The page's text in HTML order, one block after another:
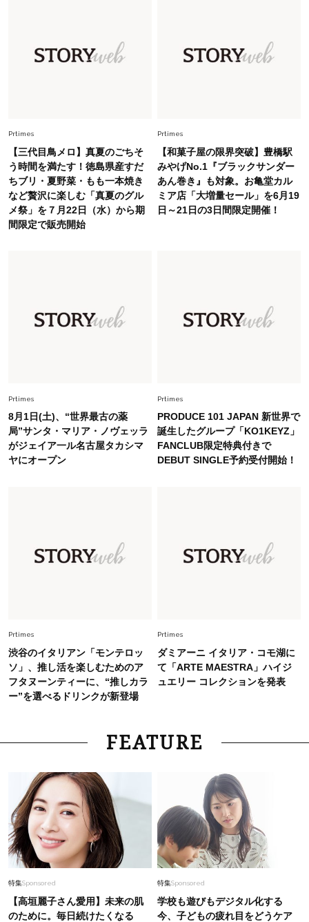
幸福感”に目が向いた」ライフスタイルも、服も
Fashion 2026.5.29
40代の夏通勤はこれ１着！「きちんと感」も
「オシャレ」も整うトレンドトップス〈4選〉
Fashion 2026.8.5
オシャレ40代の【ワンピ＆オールインワン】最
スタイリストが本気で推す！40代がほどよく華
やぐ【甘め黒アイテム】3選
【40代夏コーデ】猛暑でも快適＆上品に！体型
カバーも叶う厳選アイテム〈13選〉
ぎない【キャップ＆ハット】4選
Prtimes
【三代目鳥メロ】真夏のごちそ
う時間を満たす！徳島県産すだ
ちブリ・夏野菜・もも一本焼き
など贅沢に楽しむ「真夏のグル
メ祭」を７月22日（水）から期
間限定で販売開始
Prtimes
【和菓子屋の限界突破】豊橋駅
みやげNo.1『ブラックサンダー
あん巻き』も対象。お亀堂カル
ミア店「大増量セール」を6月19
日～21日の3日間限定開催！
Prtimes
8月1日(土)、“世界最古の薬
局”サンタ・マリア・ノヴェッラ
がジェイア一ル名古屋タカシマ
ヤにオープン
Prtimes
PRODUCE 101 JAPAN 新世界で
誕生したグループ「KO1KEYZ」
FANCLUB限定特典付きで
DEBUT SINGLE予約受付開始！
Prtimes
渋谷のイタリアン「モンテロッ
ソ」、推し活を楽しむためのア
フタヌーンティーに、“推しカラ
ー”を選べるドリンクが新登場
Prtimes
ダミアーニ イタリア・コモ湖に
て「ARTE MAESTRA」ハイジ
ュエリー コレクションを発表
FEATURE
特集Sponsored
【高垣麗子さん愛用】未来の肌
のために。毎日続けたくなる
特集Sponsored
学校も遊びもデジタル化する
今、子どもの疲れ目をどうケア